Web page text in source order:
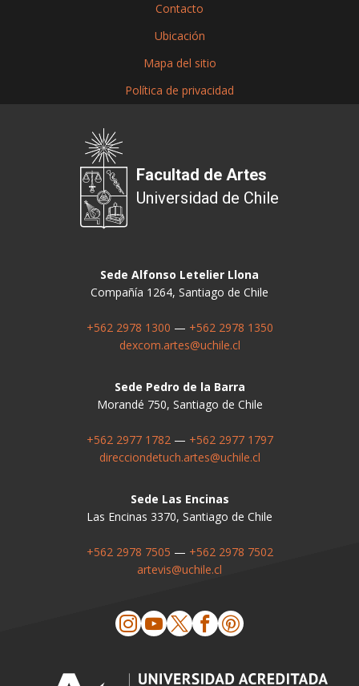
Contacto
Ubicación
Mapa del sitio
Política de privacidad
Facultad de Artes
Universidad de Chile
Sede Alfonso Letelier Llona
Compañía 1264, Santiago de Chile
+562 2978 1300 — +562 2978 1350
dexcom.artes@uchile.cl
Sede Pedro de la Barra
Morandé 750, Santiago de Chile
+562 2977 1782— +562 2977 1797
direcciondetuch.artes@uchile.cl
Sede Las Encinas
Las Encinas 3370, Santiago de Chile
+562 2978 7505 — +562 2978 7502
artevis@uchile.cl